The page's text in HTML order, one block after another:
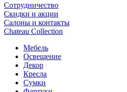
Сотрудничество
Скидки и акции
Салоны и контакты
Chateau Collection
Мебель
Освещение
Декор
Кресла
Сумки